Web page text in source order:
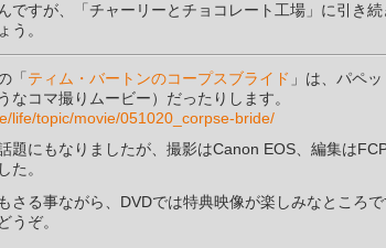
ですが、「チャーリーとチョコレート工場」に引き
う。
「 ティム・バートンのコープスブライド 」は、パペ
なコマ撮りムービー）だったりします。
life/topic/movie/051020_corpse-bride/
題にもなりましたが、撮影はCanon EOS、編集は
た。
さる事ながら、DVDでは特典映像が楽しみなところ
うぞ。